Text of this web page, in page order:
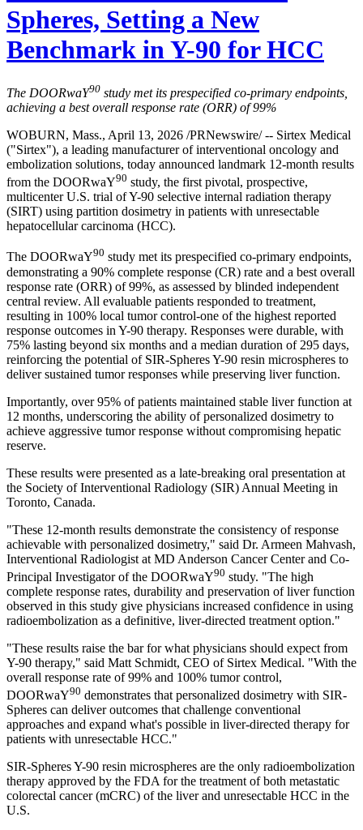
Spheres, Setting a New
Benchmark in Y-90 for HCC
The DOORwaY90 study met its prespecified co-primary endpoints,
achieving a best overall response rate (ORR) of 99%
WOBURN, Mass., April 13, 2026 /PRNewswire/ -- Sirtex Medical
("Sirtex"), a leading manufacturer of interventional oncology and
embolization solutions, today announced landmark 12-month results
from the DOORwaY90 study, the first pivotal, prospective,
multicenter U.S. trial of Y-90 selective internal radiation therapy
(SIRT) using partition dosimetry in patients with unresectable
hepatocellular carcinoma (HCC).
The DOORwaY90 study met its prespecified co-primary endpoints,
demonstrating a 90% complete response (CR) rate and a best overall
response rate (ORR) of 99%, as assessed by blinded independent
central review. All evaluable patients responded to treatment,
resulting in 100% local tumor control-one of the highest reported
response outcomes in Y-90 therapy. Responses were durable, with
75% lasting beyond six months and a median duration of 295 days,
reinforcing the potential of SIR-Spheres Y-90 resin microspheres to
deliver sustained tumor responses while preserving liver function.
Importantly, over 95% of patients maintained stable liver function at
12 months, underscoring the ability of personalized dosimetry to
achieve aggressive tumor response without compromising hepatic
reserve.
These results were presented as a late-breaking oral presentation at
the Society of Interventional Radiology (SIR) Annual Meeting in
Toronto, Canada.
"These 12-month results demonstrate the consistency of response
achievable with personalized dosimetry," said Dr. Armeen Mahvash,
Interventional Radiologist at MD Anderson Cancer Center and Co-
Principal Investigator of the DOORwaY90 study. "The high
complete response rates, durability and preservation of liver function
observed in this study give physicians increased confidence in using
radioembolization as a definitive, liver-directed treatment option."
"These results raise the bar for what physicians should expect from
Y-90 therapy," said Matt Schmidt, CEO of Sirtex Medical. "With the
overall response rate of 99% and 100% tumor control,
DOORwaY90 demonstrates that personalized dosimetry with SIR-
Spheres can deliver outcomes that challenge conventional
approaches and expand what's possible in liver-directed therapy for
patients with unresectable HCC."
SIR-Spheres Y-90 resin microspheres are the only radioembolization
therapy approved by the FDA for the treatment of both metastatic
colorectal cancer (mCRC) of the liver and unresectable HCC in the
U.S.